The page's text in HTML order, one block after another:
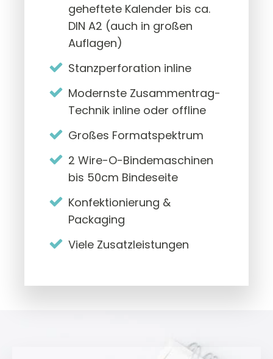
geheftete Kalender bis ca.
DIN A2 (auch in großen
Auflagen)
Stanzperforation inline
Modernste Zusammentrag-
Technik inline oder offline
Großes Formatspektrum
2 Wire-O-Bindemaschinen
bis 50cm Bindeseite
Konfektionierung &
Packaging
Viele Zusatzleistungen